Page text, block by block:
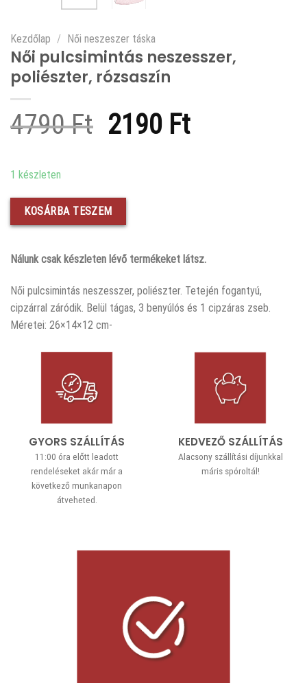
Kezdőlap / Női neszeszer táska
Női pulcsimintás neszesszer,
poliészter, rózsaszín
4790Ft Original
4790 Ft.
2190 FtCurrent
1 készleten
KOSÁRBA TESZEM
Nálunk csak készleten lévő termékeket látsz.
Női pulcsimintás neszesszer, poliészter. Tetején fogantyú,
cipzárral záródik. Belül tágas, 3 benyúlós és 1 cipzáras zseb.
Méretei: 26×14×12 cm-
GYORS SZÁLLÍTÁS
11:00 óra előtt leadott
rendeléseket akár már a
következő munkanapon
átveheted.
KEDVEZŐ SZÁLLÍTÁS
Alacsony szállítási díjunkkal
máris spóroltál!